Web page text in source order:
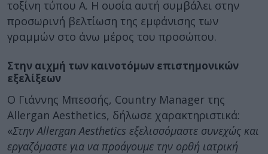
τοξίνη τύπου Α. Η ουσία αυτή συμβάλει στην
προσωρινή βελτίωση της εμφάνισης των
γραμμών στο άνω μέρος του προσώπου.
Στην αιχμή των καινοτόμων επιστημονικών
εξελίξεων
Ο Γιάννης Μπεσσής, Country Manager της
Allergan Aesthetics, δήλωσε χαρακτηριστικά:
«Στην Allergan Aesthetics εξελισσόμαστε συνεχώς και
εργαζόμαστε για να προάγουμε την ορθή ιατρική